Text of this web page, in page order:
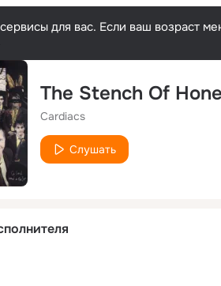
для вас. Если ваш возраст
The Stench Of
Cardiacs
Слушать